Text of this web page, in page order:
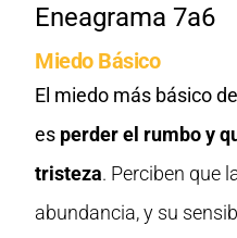
Eneagrama 7a6
Miedo Básico
El miedo más básico
es perder el rumbo y
tristeza. Perciben que
abundancia, y su